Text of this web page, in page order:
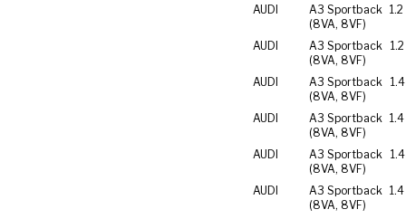
AUDI
A3 Sportback
(8VA, 8VF)
AUDI
A3 Sportback
(8VA, 8VF)
AUDI
A3 Sportback
(8VA, 8VF)
AUDI
A3 Sportback
(8VA, 8VF)
AUDI
A3 Sportback
(8VA, 8VF)
AUDI
A3 Sportback
(8VA, 8VF)